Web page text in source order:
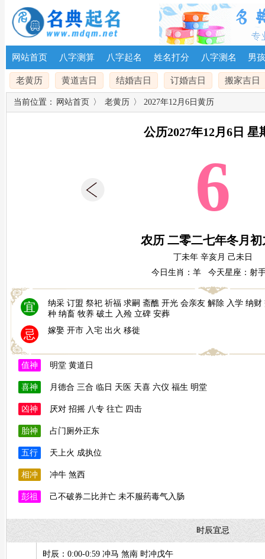
网站首页 八字测算 八字起名 姓名打分 八字测名 男
老黄历 黄道吉日 结婚吉日 订婚吉日 搬家吉日
当前位置： 网站首页 〉 老黄历 〉 2027年12月6日黄历
公历2027年12月6日 星
6
农历 二零二七年冬月初
丁未年 辛亥月 己未日
今日生肖：羊 今天星座：射
宜
纳采 订盟 祭祀 祈福 求嗣 斋醮 开光 会亲友 解除 入学 纳
种 纳畜 牧养 破土 入殓 立碑 安葬
忌 嫁娶 开市 入宅 出火 移徙
值神 明堂 黄道日
喜神 月德合 三合 临日 天医 天喜 六仪 福生 明堂
凶神 厌对 招摇 八专 往亡 四击
胎神 占门厕外正东
五行 天上火 成执位
相冲 冲牛 煞西
彭祖 己不破券二比并亡 未不服药毒气入肠
时辰宜忌
时辰：0:00-0:59 冲马 煞南 时冲戊午